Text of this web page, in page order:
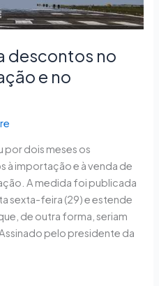
descontos no
e no
dois meses os
importação e à venda de
A medida foi publicada
sexta-feira (29) e estende
de outra forma, seriam
pelo presidente da